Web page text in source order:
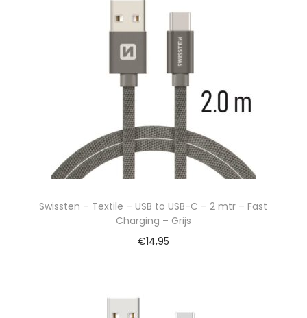
Swissten – Textile – USB to USB-C – 2 mtr – Fast
Charging – Grijs
€14,95